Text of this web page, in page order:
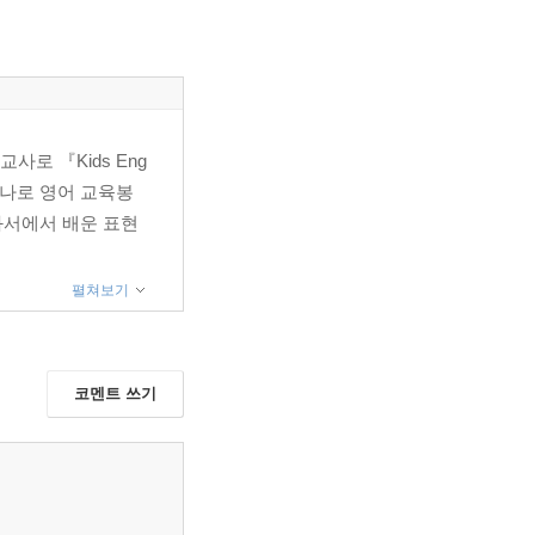
사로 『Kids Eng
로 영어 교육봉
에서 배운 표현
펼쳐보기
코멘트 쓰기